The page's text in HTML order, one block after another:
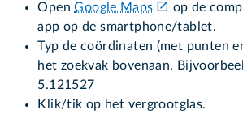
OpenGoogle Maps
op de
app op de smartphone/tablet.
Typ de coördinaten (met punten
het zoekvak bovenaan.
5.121527
Klik/tik op het vergrootglas.